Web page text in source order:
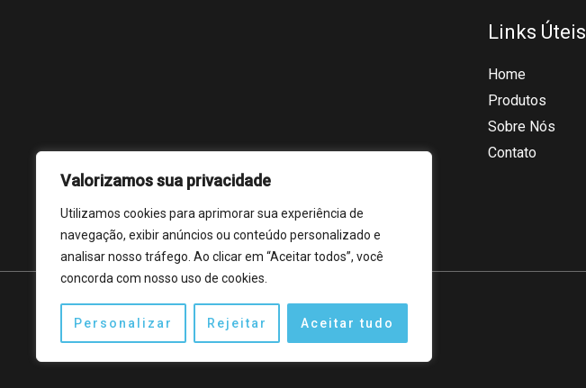
Valorizamos sua privacidade
Utilizamos cookies para aprimorar sua experiência de
navegação, exibir anúncios ou conteúdo personalizado e
analisar nosso tráfego. Ao clicar em “Aceitar todos”, você
concorda com nosso uso de cookies.
Personalizar Rejeitar Aceitar tudo
Links Úteis
Home
Produtos
Sobre Nós
Contato
Copyright © 2026 Mixequipamentos